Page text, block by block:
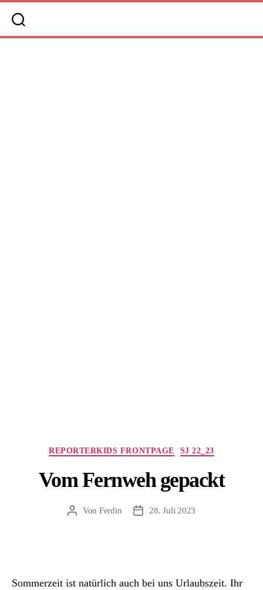
Kategorien
REPORTERKIDS FRONTPAGE SJ 22_23
Vom Fernweh gepackt
Beitragsautor
Von Ferdin Beitragsdatum
28. Juli 2023
Sommerzeit ist natürlich auch bei uns Urlaubszeit. Ihr